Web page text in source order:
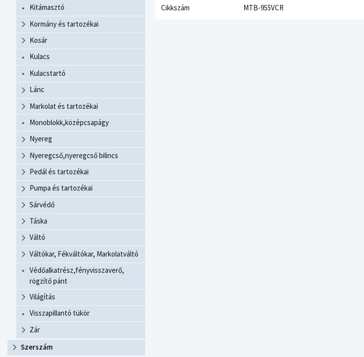
Kitámasztó
Kormány és tartozékai
Kosár
Kulacs
Kulacstartó
Lánc
Markolat és tartozékai
Monoblokk,középcsapágy
Nyereg
Nyeregcső,nyeregcső bilincs
Pedál és tartozékai
Pumpa és tartozékai
Sárvédő
Táska
Váltó
Váltókar, Fékváltókar, Markolatváltó
Védőalkatrész,fényvisszaverő,
rögzítő pánt
Világítás
Visszapillantó tükör
Zár
Szerszám
Cikkszám MTB-955VCR